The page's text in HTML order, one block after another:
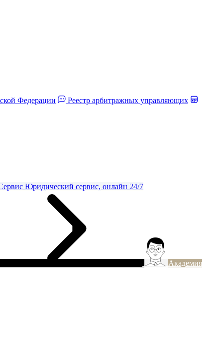
Федерации Реестр арбитражных управляющих
Юридический сервис, онлайн 24/7
Академия